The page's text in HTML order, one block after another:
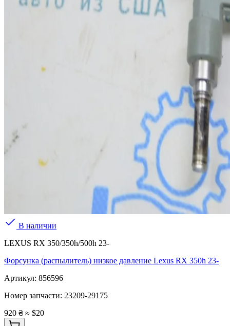
В наличии
LEXUS RX 350/350h/500h 23-
Форсунка (распылитель) низкое давление Lexus RX 350h 23-
Артикул: 856596
Номер запчасти: 23209-29175
920 ₴ ≈ $20